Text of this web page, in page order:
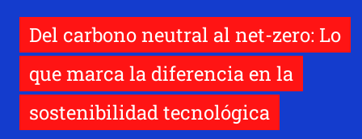
Del carbono neutral al net-zero: Lo
que marca la diferencia en la
sostenibilidad tecnológica